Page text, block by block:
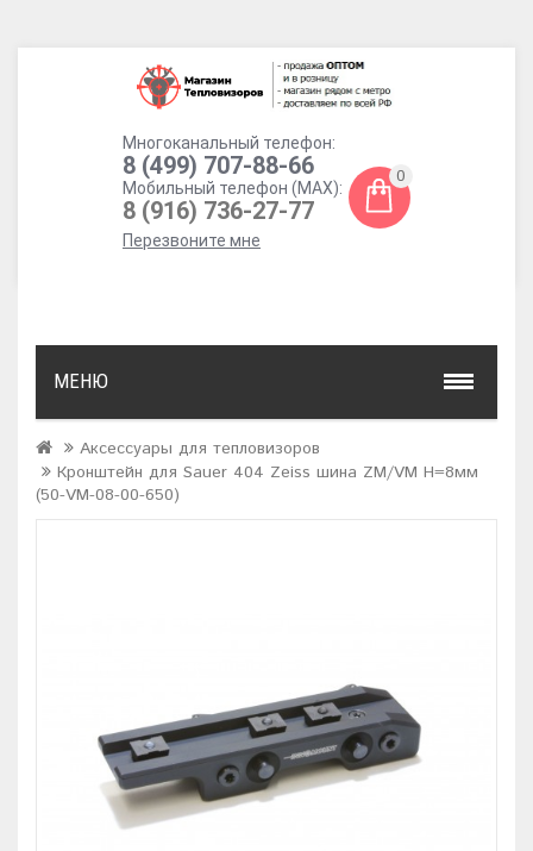
Многоканальный телефон:
8 (499) 707-88-66
Мобильный телефон (MAX):
8 (916) 736-27-77
Перезвоните мне
0
МЕНЮ
Аксессуары для тепловизоров
Кронштейн для Sauer 404 Zeiss шина ZM/VM H=8мм
(50-VM-08-00-650)